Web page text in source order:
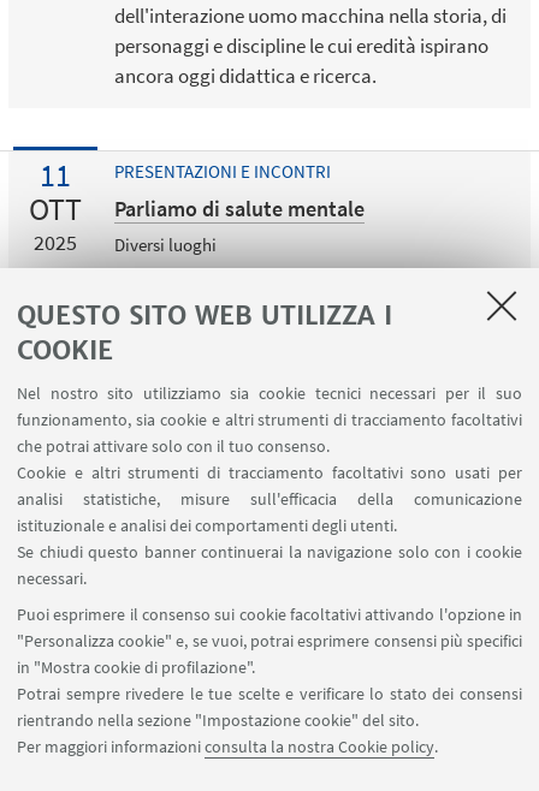
QUESTO SITO WEB UTILIZZA I
COOKIE
Nel nostro sito utilizziamo sia cookie tecnici necessari per il suo
funzionamento, sia cookie e altri strumenti di tracciamento facoltativi
che potrai attivare solo con il tuo consenso.
Cookie e altri strumenti di tracciamento facoltativi sono usati per
analisi statistiche, misure sull'efficacia della comunicazione
istituzionale e analisi dei comportamenti degli utenti.
Se chiudi questo banner continuerai la navigazione solo con i cookie
necessari.
Puoi esprimere il consenso sui cookie facoltativi attivando l'opzione in
"Personalizza cookie" e, se vuoi, potrai esprimere consensi più specifici
in "Mostra cookie di profilazione".
Potrai sempre rivedere le tue scelte e verificare lo stato dei consensi
rientrando nella sezione "Impostazione cookie" del sito.
Per maggiori informazioniconsulta la nostra Cookie policy.
dell'interazione uomo macchina nella storia, di
personaggi e discipline le cui eredità ispirano
ancora oggi didattica e ricerca.
11
OTT
2025
PRESENTAZIONI E INCONTRI
Parliamo di salute mentale
Diversi luoghi
gratuiti per riflettere e sperimentare il prendersi
LINK UTILI
Area riservata
SEGUI UNIBO SU:
APP: